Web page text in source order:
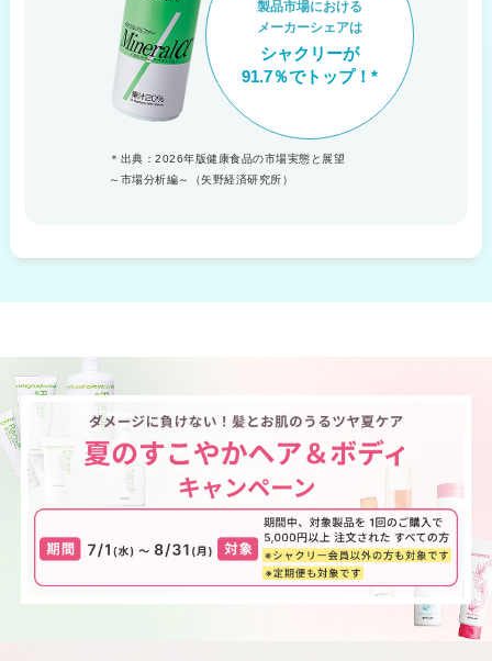
製品市場における
メーカーシェアは
シャクリーが
91.7％でトップ！*
＊出典：2026年版健康食品の市場実態と展望
～市場分析編～
（矢野経済研究所）